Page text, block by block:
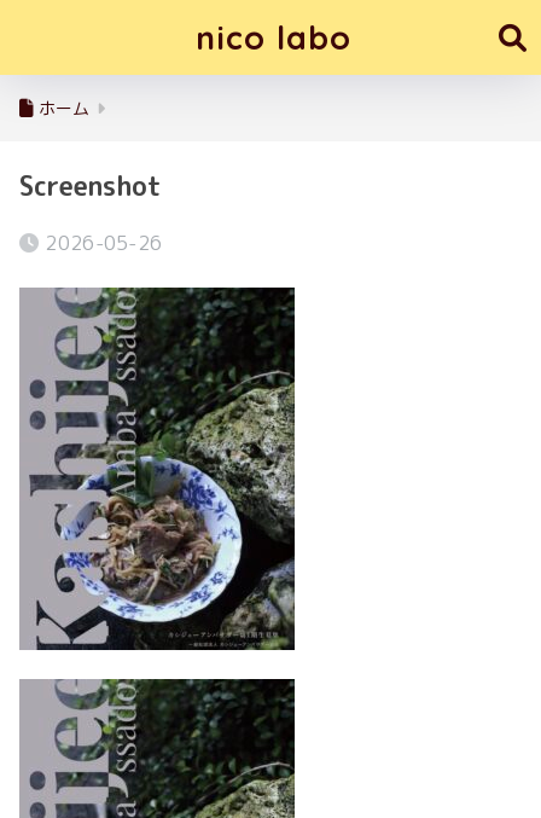
nico labo
ホーム
Screenshot
2026-05-26